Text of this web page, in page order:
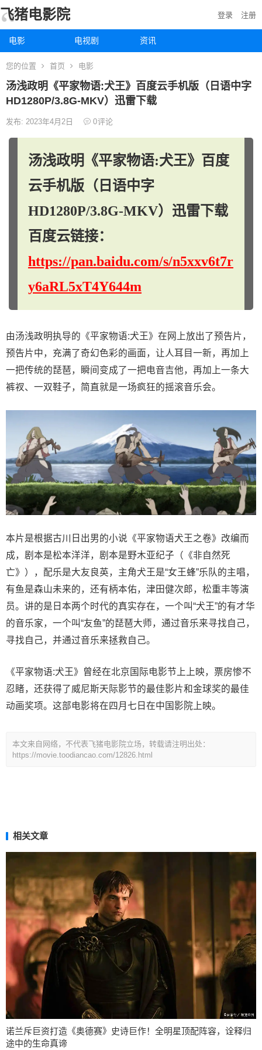
飞猪电影院
电影 电视剧 资讯
登录 注册
您的位置 首页 电影
汤浅政明《平家物语:犬王》百度云手机版（日语中字
HD1280P/3.8G-MKV）迅雷下载
发布: 2023年4月2日 0评论
汤浅政明《平家物语:犬王》百度
云手机版（日语中字
HD1280P/3.8G-MKV）迅雷下载
百度云链接：
https://pan.baidu.com/s/n5xxv6t7r
y6aRL5xT4Y644m
由汤浅政明执导的《平家物语:犬王》在网上放出了预告片，
预告片中，充满了奇幻色彩的画面，让人耳目一新，再加上
一把传统的琵琶，瞬间变成了一把电音吉他，再加上一条大
裤衩、一双鞋子，简直就是一场疯狂的摇滚音乐会。
本片是根据古川日出男的小说《平家物语犬王之卷》改编而
成，剧本是松本洋洋，剧本是野木亚纪子（《非自然死
亡》），配乐是大友良英，主角犬王是“女王蜂”乐队的主唱，
有鱼是森山未来的，还有柄本佑，津田健次郎，松重丰等演
员。讲的是日本两个时代的真实存在，一个叫“犬王”的有才华
的音乐家，一个叫“友鱼”的琵琶大师，通过音乐来寻找自己，
寻找自己，并通过音乐来拯救自己。
《平家物语:犬王》曾经在北京国际电影节上上映，票房惨不
忍睹，还获得了威尼斯天际影节的最佳影片和金球奖的最佳
动画奖项。这部电影将在四月七日在中国影院上映。
本文来自网络，不代表飞猪电影院立场，转载请注明出处：
https://movie.toodiancao.com/12826.html
相关文章
诺兰斥巨资打造《奥德赛》史诗巨作！全明星顶配阵容，诠释归
途中的生命真谛